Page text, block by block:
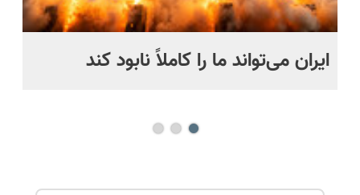
ایران می‌تواند ما را کاملاً نابود کند